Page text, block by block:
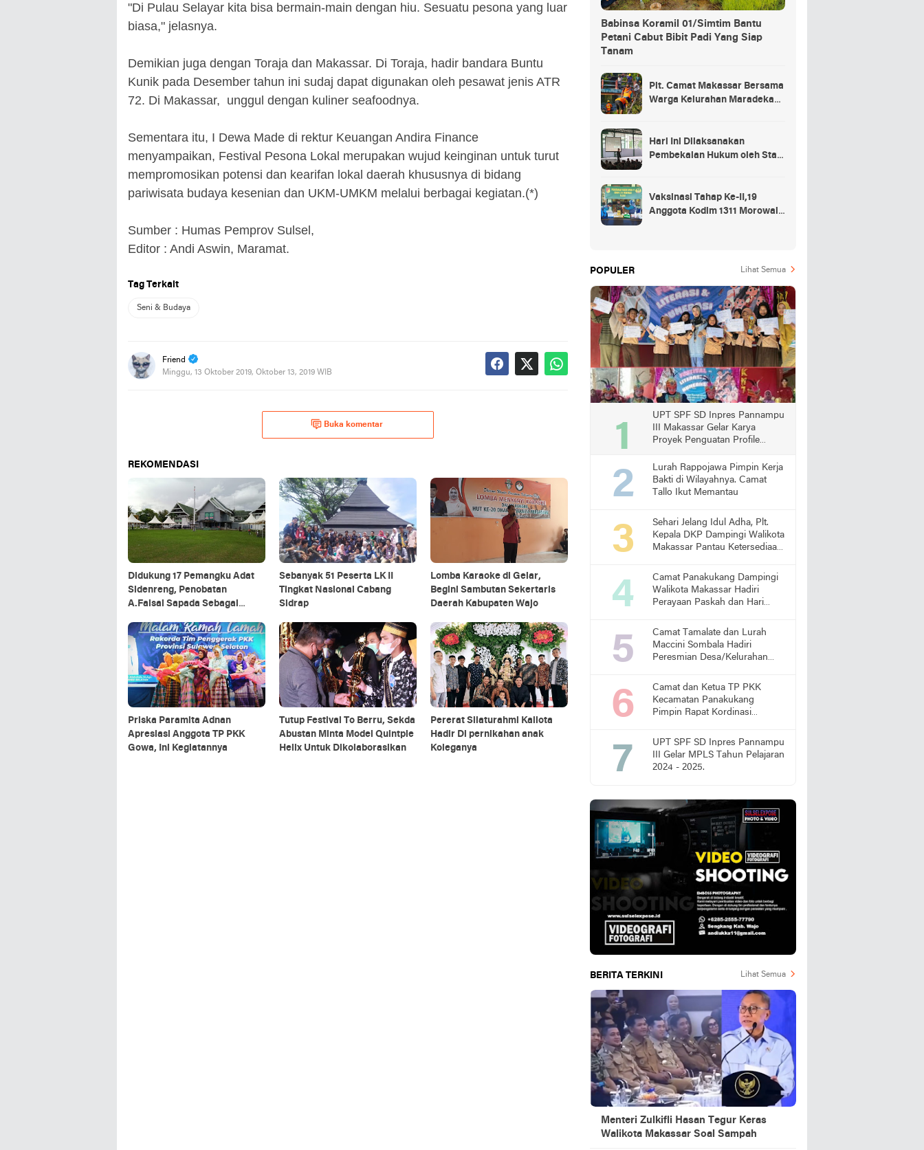
"Di Pulau Selayar kita bisa bermain-main dengan hiu. Sesuatu pesona yang luar
biasa," jelasnya.
Demikian juga dengan Toraja dan Makassar. Di Toraja, hadir bandara Buntu
Kunik pada Desember tahun ini sudaj dapat digunakan oleh pesawat jenis ATR
72. Di Makassar, unggul dengan kuliner seafoodnya.
Sementara itu, I Dewa Made di rektur Keuangan Andira Finance
menyampaikan, Festival Pesona Lokal merupakan wujud keinginan untuk turut
mempromosikan potensi dan kearifan lokal daerah khususnya di bidang
pariwisata budaya kesenian dan UKM-UMKM melalui berbagai kegiatan.(*)
Sumber : Humas Pemprov Sulsel,
Editor : Andi Aswin, Maramat.
Tag Terkait
Seni & Budaya
Friend
Minggu, 13 Oktober 2019, Oktober 13, 2019 WIB
Buka komentar
REKOMENDASI
Didukung 17 Pemangku Adat
Sidenreng, Penobatan
A.Faisal Sapada Sebagai
Sebanyak 51 Peserta LK II
Tingkat Nasional Cabang
Sidrap
Lomba Karaoke di Gelar,
Begini Sambutan Sekertaris
Daerah Kabupaten Wajo
Priska Paramita Adnan
Apresiasi Anggota TP PKK
Gowa, Ini Kegiatannya
Tutup Festival To Berru, Sekda
Abustan Minta Model Quintple
Helix Untuk Dikolaborasikan
Pererat Silaturahmi Kallota
Hadir Di pernikahan anak
Koleganya
Babinsa Koramil 01/Simtim Bantu
Petani Cabut Bibit Padi Yang Siap
Tanam
Plt. Camat Makassar Bersama
Warga Kelurahan Maradekaya
Hari Ini Dilaksanakan
Pembekalan Hukum oleh Staf
Kostrad
Vaksinasi Tahap Ke-II,19
Anggota Kodim 1311 Morowali
POPULER Lihat Semua
UPT SPF SD Inpres Pannampu
III Makassar Gelar Karya
Proyek Penguatan Profile
Lurah Rappojawa Pimpin Kerja
Bakti di Wilayahnya. Camat
Tallo Ikut Memantau
Sehari Jelang Idul Adha, Plt.
Kepala DKP Dampingi Walikota
Makassar Pantau Ketersediaan
Camat Panakukang Dampingi
Walikota Makassar Hadiri
Perayaan Paskah dan Hari
Camat Tamalate dan Lurah
Maccini Sombala Hadiri
Peresmian Desa/Kelurahan
Camat dan Ketua TP PKK
Kecamatan Panakukang
Pimpin Rapat Kordinasi
Stunting
UPT SPF SD Inpres Pannampu
III Gelar MPLS Tahun Pelajaran
2024 - 2025.
BERITA TERKINI Lihat Semua
Menteri Zulkifli Hasan Tegur Keras
Walikota Makassar Soal Sampah